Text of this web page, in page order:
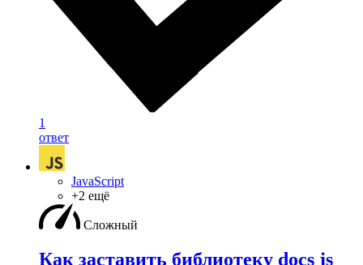
1
ответ
JavaScript
+2 ещё
Сложный
Как заставить библиотеку docs js